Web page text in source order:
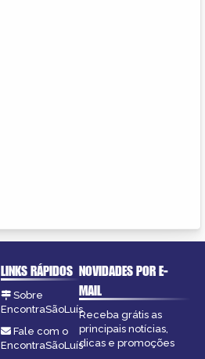
LINKS RÁPIDOS
Sobre
EncontraSãoLuís
Fale com o
EncontraSãoLuís
NOVIDADES POR E-
MAIL
Receba grátis as
principais notícias,
dicas e promoções